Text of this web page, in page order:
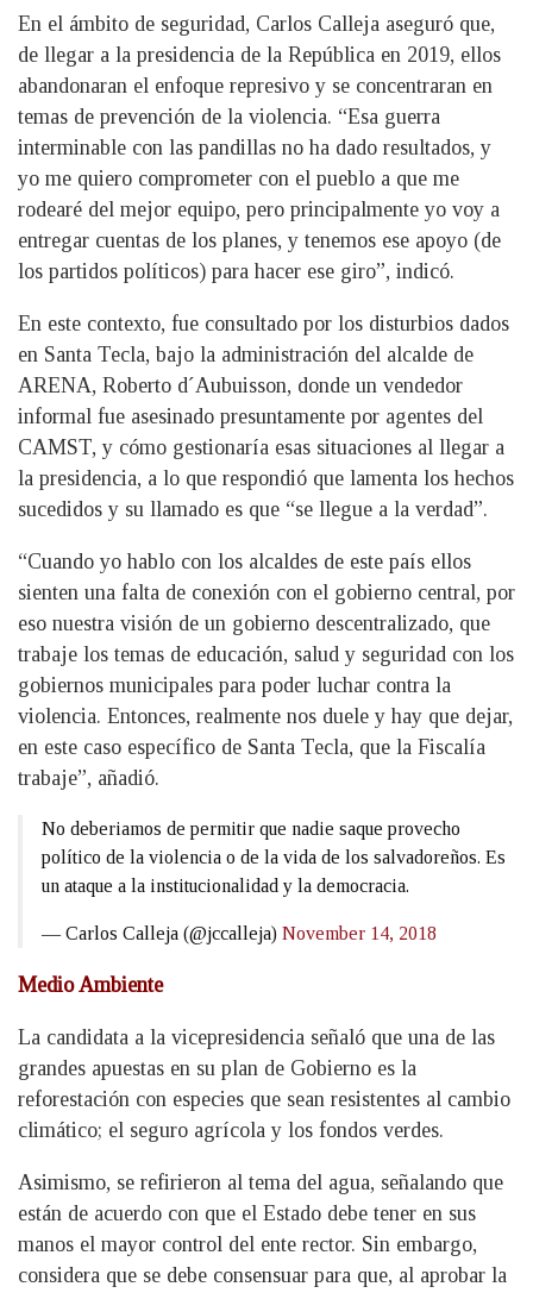
En el ámbito de seguridad, Carlos Calleja aseguró que,
de llegar a la presidencia de la República en 2019, ellos
abandonaran el enfoque represivo y se concentraran en
temas de prevención de la violencia. “Esa guerra
interminable con las pandillas no ha dado resultados, y
yo me quiero comprometer con el pueblo a que me
rodearé del mejor equipo, pero principalmente yo voy a
entregar cuentas de los planes, y tenemos ese apoyo (de
los partidos políticos) para hacer ese giro”, indicó.
En este contexto, fue consultado por los disturbios dados
en Santa Tecla, bajo la administración del alcalde de
ARENA, Roberto d´Aubuisson, donde un vendedor
informal fue asesinado presuntamente por agentes del
CAMST, y cómo gestionaría esas situaciones al llegar a
la presidencia, a lo que respondió que lamenta los hechos
sucedidos y su llamado es que “se llegue a la verdad”.
“Cuando yo hablo con los alcaldes de este país ellos
sienten una falta de conexión con el gobierno central, por
eso nuestra visión de un gobierno descentralizado, que
trabaje los temas de educación, salud y seguridad con los
gobiernos municipales para poder luchar contra la
violencia. Entonces, realmente nos duele y hay que dejar,
en este caso específico de Santa Tecla, que la Fiscalía
trabaje”, añadió.
No deberiamos de permitir que nadie saque provecho
político de la violencia o de la vida de los salvadoreños. Es
un ataque a la institucionalidad y la democracia.
— Carlos Calleja (@jccalleja) November 14, 2018
Medio Ambiente
La candidata a la vicepresidencia señaló que una de las
grandes apuestas en su plan de Gobierno es la
reforestación con especies que sean resistentes al cambio
climático; el seguro agrícola y los fondos verdes.
Asimismo, se refirieron al tema del agua, señalando que
están de acuerdo con que el Estado debe tener en sus
manos el mayor control del ente rector. Sin embargo,
considera que se debe consensuar para que, al aprobar la